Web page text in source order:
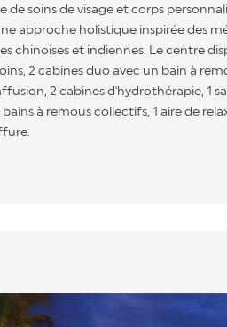
de soins de visage et corps
approche holistique inspirée des
chinoises et indiennes. Le centre
2 cabines duo avec un bain à
2 cabines d'hydrothérapie, 1
à remous collectifs, 1 aire de